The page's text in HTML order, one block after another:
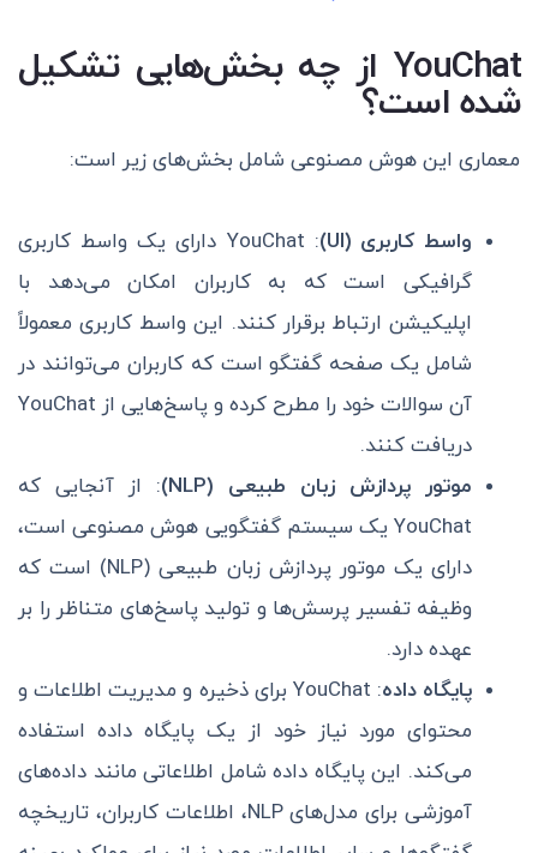
YouChat از چه بخش‌هایی تشکیل
شده است؟
معماری این هوش مصنوعی شامل بخش‌های زیر است:
واسط کاربری (UI)
: YouChat دارای یک واسط کاربری
گرافیکی است که به کاربران امکان می‌دهد با
اپلیکیشن ارتباط برقرار کنند. این واسط کاربری معمولاً
شامل یک صفحه گفتگو است که کاربران می‌توانند در
آن سوالات خود را مطرح کرده و پاسخ‌هایی از YouChat
دریافت کنند.
موتور پردازش زبان طبیعی (NLP)
: از آنجایی که
YouChat یک سیستم گفتگویی هوش مصنوعی است،
دارای یک موتور پردازش زبان طبیعی (NLP) است که
وظیفه تفسیر پرسش‌ها و تولید پاسخ‌های متناظر را بر
عهده دارد.
پایگاه داده
: YouChat برای ذخیره و مدیریت اطلاعات و
محتوای مورد نیاز خود از یک پایگاه داده استفاده
می‌کند. این پایگاه داده شامل اطلاعاتی مانند داده‌های
آموزشی برای مدل‌های NLP، اطلاعات کاربران، تاریخچه